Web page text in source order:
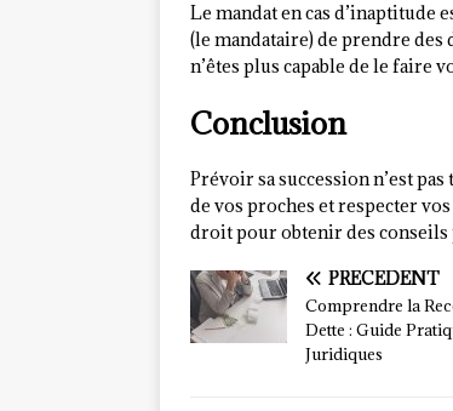
Le mandat en cas d’inaptitude
(le mandataire) de prendre
n’êtes plus capable de le faire
Conclusion
Prévoir sa succession n’est
de vos proches et respecter
droit pour obtenir des conseils
PRÉCÉDENT
Comprendre la
Dette : Guide
Juridiques